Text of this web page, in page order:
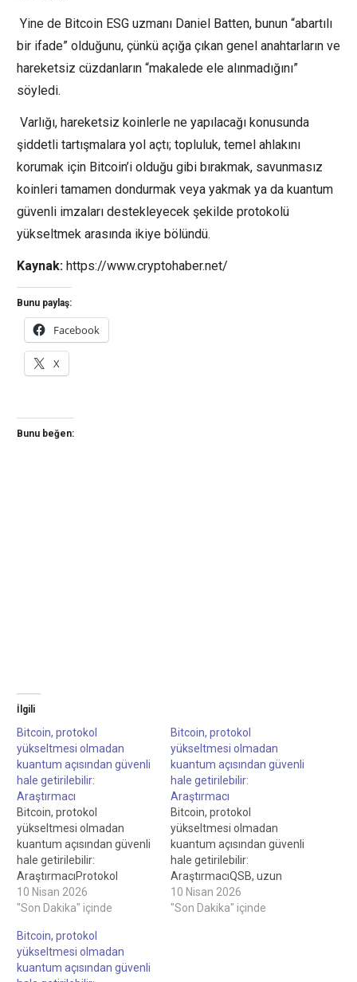
Yine de Bitcoin ESG uzmanı Daniel Batten, bunun “abartılı
bir ifade” olduğunu, çünkü açığa çıkan genel anahtarların ve
hareketsiz cüzdanların “makalede ele alınmadığını”
söyledi.
Varlığı, hareketsiz koinlerle ne yapılacağı konusunda
şiddetli tartışmalara yol açtı; topluluk, temel ahlakını
korumak için Bitcoin’i olduğu gibi bırakmak, savunmasız
koinleri tamamen dondurmak veya yakmak ya da kuantum
güvenli imzaları destekleyecek şekilde protokolü
yükseltmek arasında ikiye bölündü.
Kaynak: https://www.cryptohaber.net/
Bunu paylaş:
Facebook
X
Bunu beğen:
İlgili
Bitcoin, protokol
yükseltmesi olmadan
kuantum açısından güvenli
hale getirilebilir:
Araştırmacı
Bitcoin, protokol
yükseltmesi olmadan
kuantum açısından güvenli
hale getirilebilir:
AraştırmacıProtokol
düzeyindeki değişikliklerin
uzun vadede tercih edilen
sonucuna vardılar
yol.Göndericiye GPU
hesaplamasında işlem
10 Nisan 2026
"Son Dakika" içinde
Bitcoin, protokol
yükseltmesi olmadan
kuantum açısından güvenli
hale getirilebilir:
Araştırmacı
Bitcoin, protokol
yükseltmesi olmadan
kuantum açısından güvenli
hale getirilebilir:
AraştırmacıQSB, uzun
vadeli bir yaklaşımı ortadan
kaldırırken geçici bir çözüm
10 Nisan 2026
"Son Dakika" içinde
Bitcoin, protokol
yükseltmesi olmadan
kuantum açısından güvenli